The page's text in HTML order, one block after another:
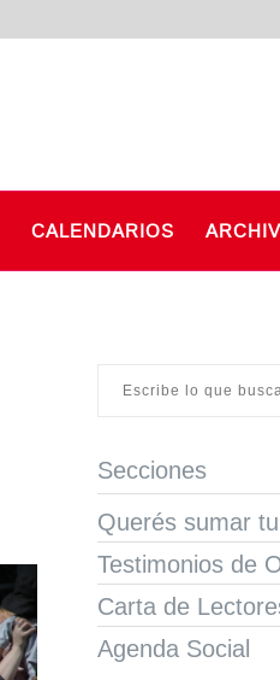
CALENDARIOS
Secciones
Querés sumar
Testimonios de
Carta de
Agenda Social